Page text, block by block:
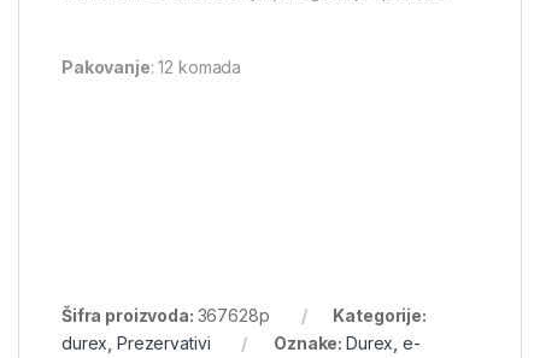
Pakovanje: 12 komada
Šifra proizvoda: 367628p
Kategorije:
durex ,Prezervativi Oznake: Durex ,e-